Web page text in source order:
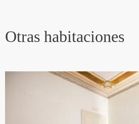
Otras habitaciones